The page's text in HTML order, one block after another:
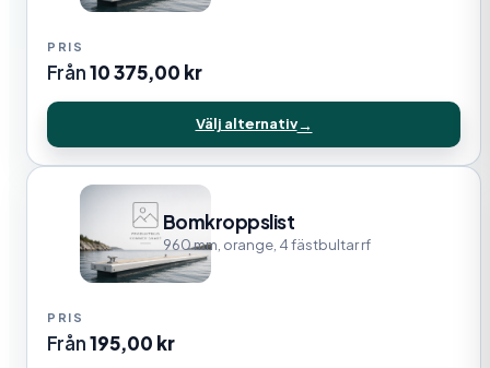
Från10 375,00 kr
Välj alternativ
Bomkroppslist
960 mm, orange, 4 fästbultar rf
Från195,00 kr